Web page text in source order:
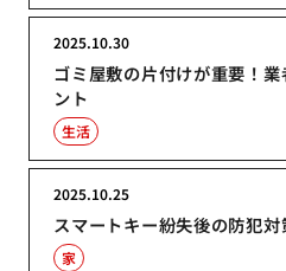
ゴミ屋敷の片付けが重要！
ント
2025.10.30
生活
スマートキー紛失後の防犯
2025.10.25
家